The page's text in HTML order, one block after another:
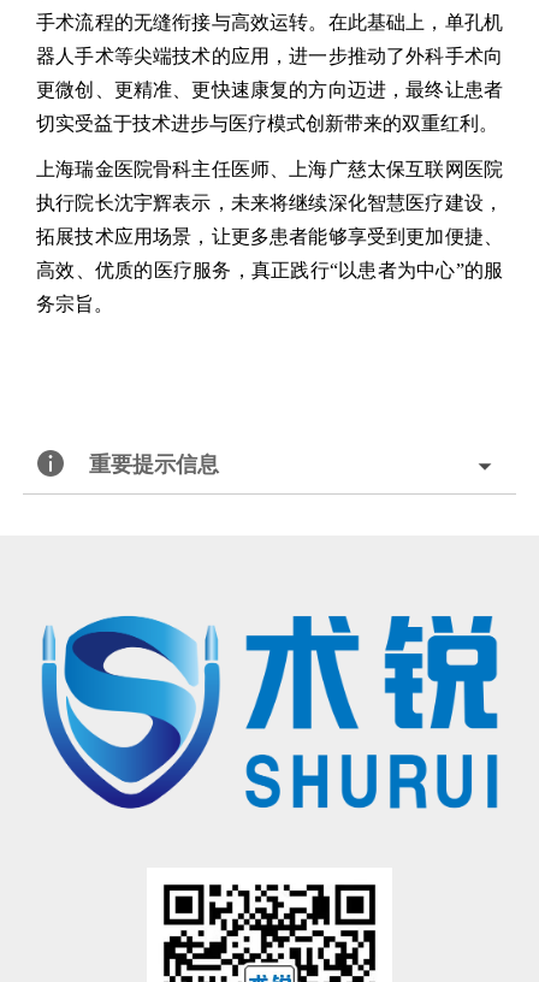
手术流程的无缝衔接与高效运转。在此基础上，单孔机
器人手术等尖端技术的应用，进一步推动了外科手术向
更微创、更精准、更快速康复的方向迈进，最终让患者
切实受益于技术进步与医疗模式创新带来的双重红利。
上海瑞金医院骨科主任医师、上海广慈太保互联网医院
执行院长沈宇辉表示，未来将继续深化智慧医疗建设，
拓展技术应用场景，让更多患者能够享受到更加便捷、
高效、优质的医疗服务，真正践行“以患者为中心”的服
务宗旨。
重要提示信息
的手术操作，请联系北京术锐 机器人股份 有限公司，参加术锐的官方培训计划。患者若想参加术锐 机器人的
注册临床试验，请联系术锐官方合作医院，咨询医生，以确定是否适合术锐®机器人的手术。医生和患者应仔
细了解有关术锐®机器人执行手术及其可能风险的所有信息。
、SHURUI®等是北京术锐机器人股份 有限公司所拥有的注册商标，未经许可，不得使用。